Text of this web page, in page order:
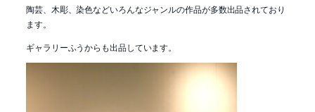
陶芸、木彫、染色などいろんなジャンルの作品が多数出品されており
ます。
ギャラリーふうからも出品しています。